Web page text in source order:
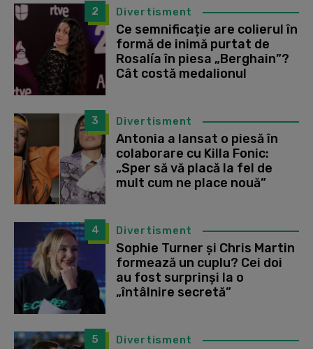
2 Divertisment
Ce semnificație are colierul în
formă de inimă purtat de
Rosalía în piesa „Berghain”?
Cât costă medalionul
3 Divertisment
Antonia a lansat o piesă în
colaborare cu Killa Fonic:
„Sper să vă placă la fel de
mult cum ne place nouă”
4 Divertisment
Sophie Turner și Chris Martin
formează un cuplu? Cei doi
au fost surprinși la o
„întâlnire secretă”
5 Divertisment